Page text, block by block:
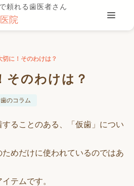
頼れる歯医者さん
院
切に！そのわけは？
そのわけは？
歯のコラム
ることのある、「仮歯」につい
めだけに使われているのではあ
テムです。